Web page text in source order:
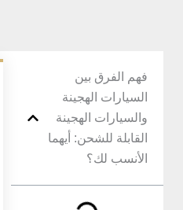
فهم الفرق بين
السيارات الهجينة
والسيارات الهجينة
القابلة للشحن: أيهما
الأنسب لك؟